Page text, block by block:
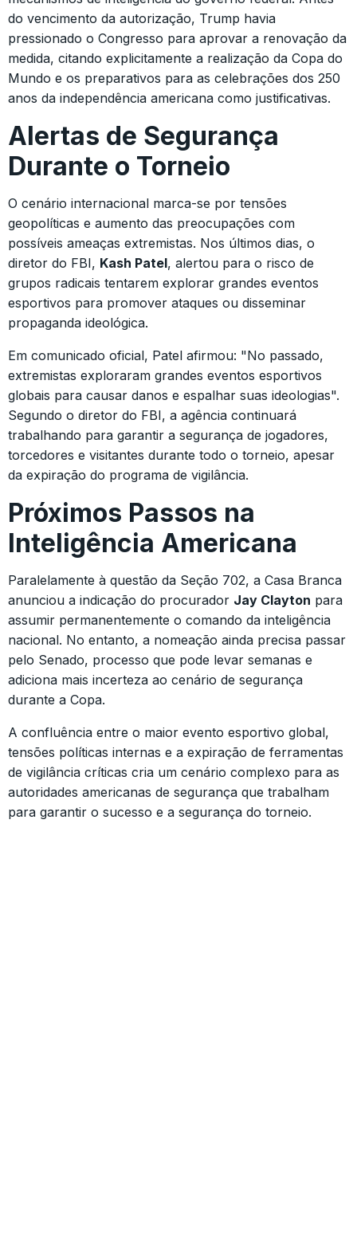
do vencimento da autorização, Trump havia
pressionado o Congresso para aprovar a renovação da
medida, citando explicitamente a realização da Copa do
Mundo e os preparativos para as celebrações dos 250
anos da independência americana como justificativas.
Alertas de Segurança
Durante o Torneio
O cenário internacional marca-se por tensões
geopolíticas e aumento das preocupações com
possíveis ameaças extremistas. Nos últimos dias, o
diretor do FBI, Kash Patel, alertou para o risco de
grupos radicais tentarem explorar grandes eventos
esportivos para promover ataques ou disseminar
propaganda ideológica.
Em comunicado oficial, Patel afirmou: "No passado,
extremistas exploraram grandes eventos esportivos
globais para causar danos e espalhar suas ideologias".
Segundo o diretor do FBI, a agência continuará
trabalhando para garantir a segurança de jogadores,
torcedores e visitantes durante todo o torneio, apesar
da expiração do programa de vigilância.
Próximos Passos na
Inteligência Americana
Paralelamente à questão da Seção 702, a Casa Branca
anunciou a indicação do procurador Jay Clayton para
assumir permanentemente o comando da inteligência
nacional. No entanto, a nomeação ainda precisa passar
pelo Senado, processo que pode levar semanas e
adiciona mais incerteza ao cenário de segurança
durante a Copa.
A confluência entre o maior evento esportivo global,
tensões políticas internas e a expiração de ferramentas
de vigilância críticas cria um cenário complexo para as
autoridades americanas de segurança que trabalham
para garantir o sucesso e a segurança do torneio.